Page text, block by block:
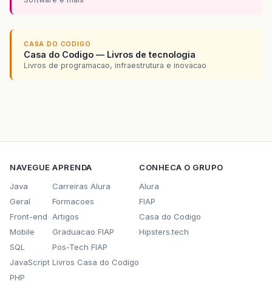
CASA DO CODIGO
Casa do Codigo — Livros de tecnologia
Livros de programacao, infraestrutura e inovacao
NAVEGUE
Java
Geral
Front-end
Mobile
SQL
JavaScript
PHP
APRENDA
Carreiras Alura
Formacoes
Artigos
Graduacao FIAP
Pos-Tech FIAP
Livros Casa do Codigo
CONHECA O GRUPO
Alura
FIAP
Casa do Codigo
Hipsters.tech